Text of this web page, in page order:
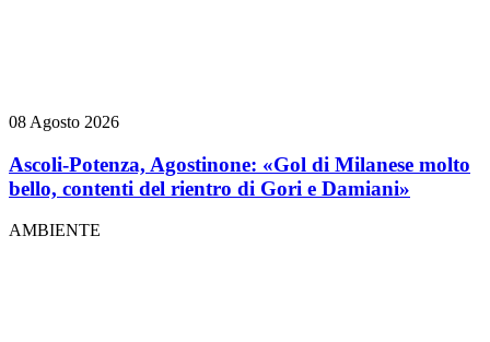
08 Agosto 2026
Ascoli-Potenza, Agostinone: «Gol di Milanese molto
bello, contenti del rientro di Gori e Damiani»
AMBIENTE